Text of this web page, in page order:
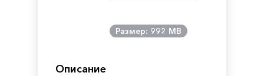
Размер: 992 MB
Описание